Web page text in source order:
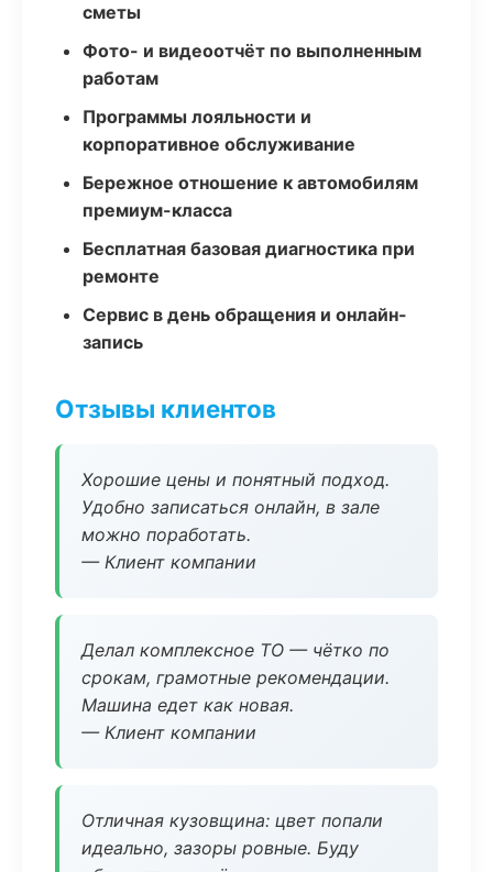
сметы
Фото- и видеоотчёт по выполненным
работам
Программы лояльности и
корпоративное обслуживание
Бережное отношение к автомобилям
премиум-класса
Бесплатная базовая диагностика при
ремонте
Сервис в день обращения и онлайн-
запись
Отзывы клиентов
Хорошие цены и понятный подход.
Удобно записаться онлайн, в зале
можно поработать.
— Клиент компании
Делал комплексное ТО — чётко по
срокам, грамотные рекомендации.
Машина едет как новая.
— Клиент компании
Отличная кузовщина: цвет попали
идеально, зазоры ровные. Буду